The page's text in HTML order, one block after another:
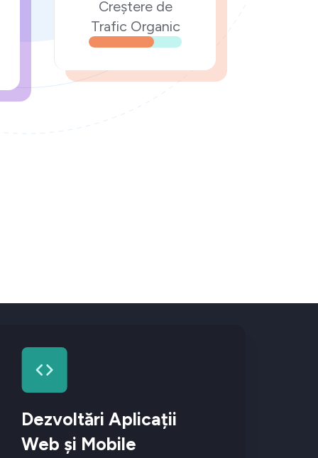
Creștere de
Trafic Organic
Dezvoltări Aplicații
Web și Mobile